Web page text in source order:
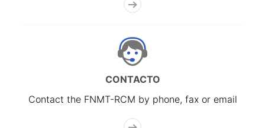
CONTACTO
Contact the FNMT-RCM by phone, fax or email